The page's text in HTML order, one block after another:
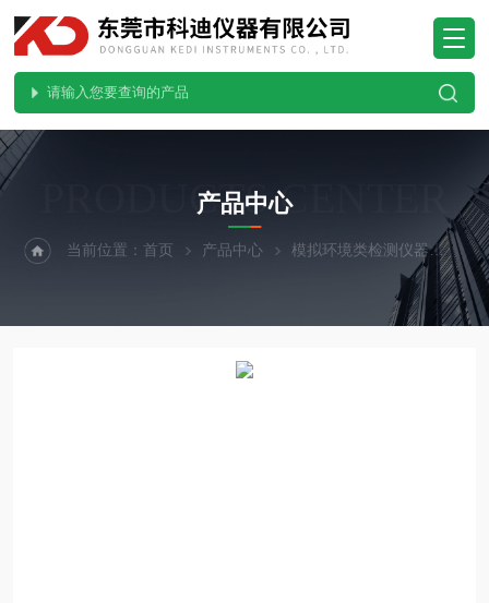
PRODUCTS CENTER
产品中心
当前位置：首页 产品中心 模拟环境类检测仪器 无